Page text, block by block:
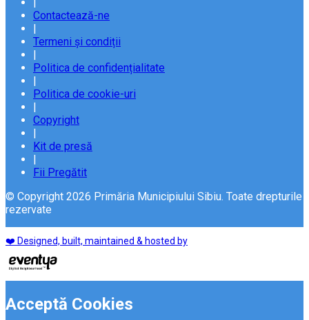
Contactează-ne
Termeni și condiții
Politica de confidențialitate
Politica de cookie-uri
Copyright
Kit de presă
Fii Pregătit
© Copyright 2026 Primăria Municipiului Sibiu. Toate drepturile
rezervate
❤️ Designed, built, maintained & hosted by
Acceptă Cookies